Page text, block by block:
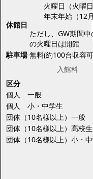
休館日
火曜日（火曜
年末年始（12
ただし、GW期間
の火曜日は開館
駐車場 無料(約100台収容
入館料
区分
個人 一般
個人 小・中学生
団体（10名様以上）一般
団体（10名様以上）高校生
団体（10名様以上）小・